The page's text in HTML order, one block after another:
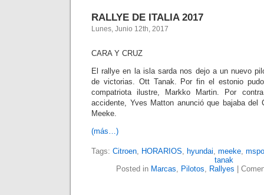
RALLYE DE ITALIA 2017
Lunes, Junio 12th, 2017
CARA Y CRUZ
El rallye en la isla sarda nos dejo a un nuevo
de victorias. Ott Tanak. Por fin el estonio
compatriota ilustre, Markko Martin. Por
accidente, Yves Matton anunció que bajaba del
Meeke.
(más…)
Tags: Citroen, HORARIOS, hyundai, meeke,
tanak
Posted in Marcas, Pilotos, Rallyes